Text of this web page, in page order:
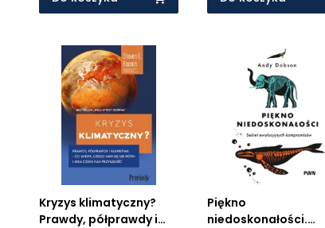
Kryzys klimatyczny?
Prawdy, półprawdy i
Piękno
niedoskonałości.